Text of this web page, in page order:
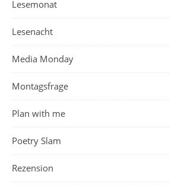
Lesemonat
Lesenacht
Media Monday
Montagsfrage
Plan with me
Poetry Slam
Rezension